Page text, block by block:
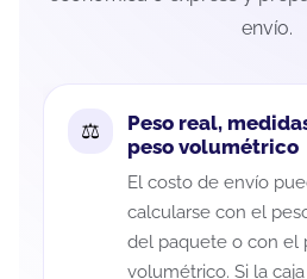
envío.
Peso real,
peso volumétrico
El costo de envío
calcularse con el
del paquete o con el
volumétrico. Si la